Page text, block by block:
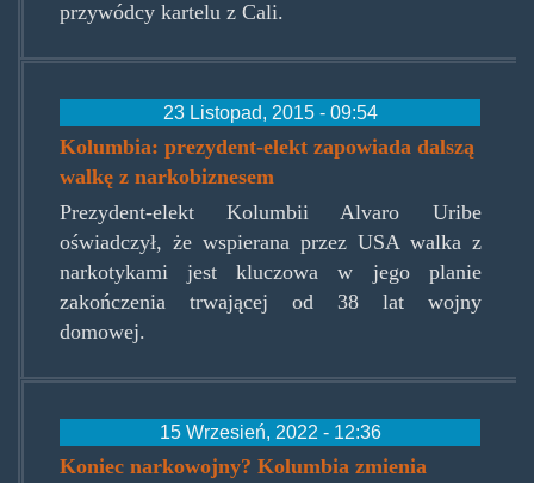
przywódcy kartelu z Cali.
23 Listopad, 2015 - 09:54
Kolumbia: prezydent-elekt zapowiada dalszą
walkę z narkobiznesem
Prezydent-elekt Kolumbii Alvaro Uribe
oświadczył, że wspierana przez USA walka z
narkotykami jest kluczowa w jego planie
zakończenia trwającej od 38 lat wojny
domowej.
15 Wrzesień, 2022 - 12:36
Koniec narkowojny? Kolumbia zmienia